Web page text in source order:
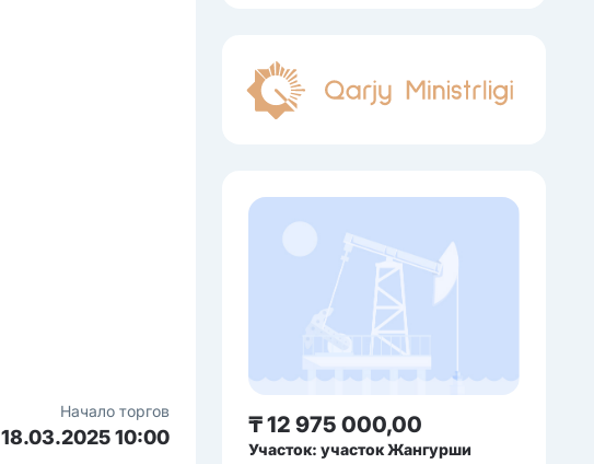
Начало торгов
18.03.2025 10:00 ₸ 12 975 000,00
Участок: участок Жангурши